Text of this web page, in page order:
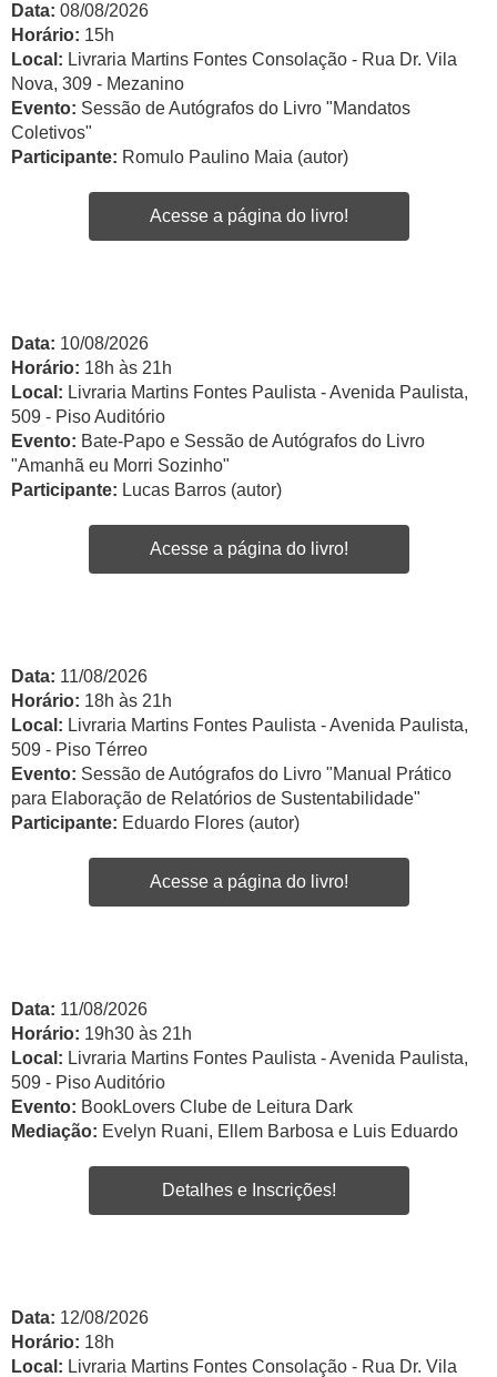
Data: 08/08/2026
Horário: 15h
Local: Livraria Martins Fontes Consolação - Rua Dr. Vila
Nova, 309 - Mezanino
Evento: Sessão de Autógrafos do Livro "Mandatos
Coletivos"
Participante: Romulo Paulino Maia (autor)
Acesse a página do livro!
Data: 10/08/2026
Horário: 18h às 21h
Local: Livraria Martins Fontes Paulista - Avenida Paulista,
509 - Piso Auditório
Evento: Bate-Papo e Sessão de Autógrafos do Livro
"Amanhã eu Morri Sozinho"
Participante: Lucas Barros (autor)
Acesse a página do livro!
Data: 11/08/2026
Horário: 18h às 21h
Local: Livraria Martins Fontes Paulista - Avenida Paulista,
509 - Piso Térreo
Evento: Sessão de Autógrafos do Livro "Manual Prático
para Elaboração de Relatórios de Sustentabilidade"
Participante: Eduardo Flores (autor)
Acesse a página do livro!
Data: 11/08/2026
Horário: 19h30 às 21h
Local: Livraria Martins Fontes Paulista - Avenida Paulista,
509 - Piso Auditório
Evento: BookLovers Clube de Leitura Dark
Mediação: Evelyn Ruani, Ellem Barbosa e Luis Eduardo
Detalhes e Inscrições!
Data: 12/08/2026
Horário: 18h
Local: Livraria Martins Fontes Consolação - Rua Dr. Vila